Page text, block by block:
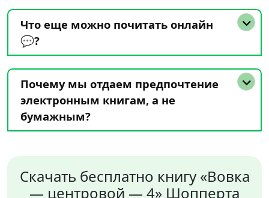
Что еще можно почитать онлайн
💬?
Почему мы отдаем предпочтение
электронным книгам, а не
бумажным?
Скачать бесплатно книгу «Вовка
— центровой — 4» Шопперта